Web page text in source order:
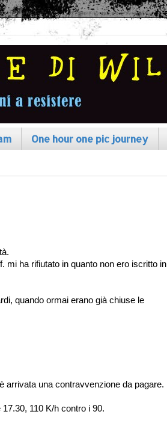
One hour one pic journey
mi ha rifiutato in quanto non ero iscritto in
quando ormai erano già chiuse le
arrivata una contravvenzione da pagare.
110 K/h contro i 90.